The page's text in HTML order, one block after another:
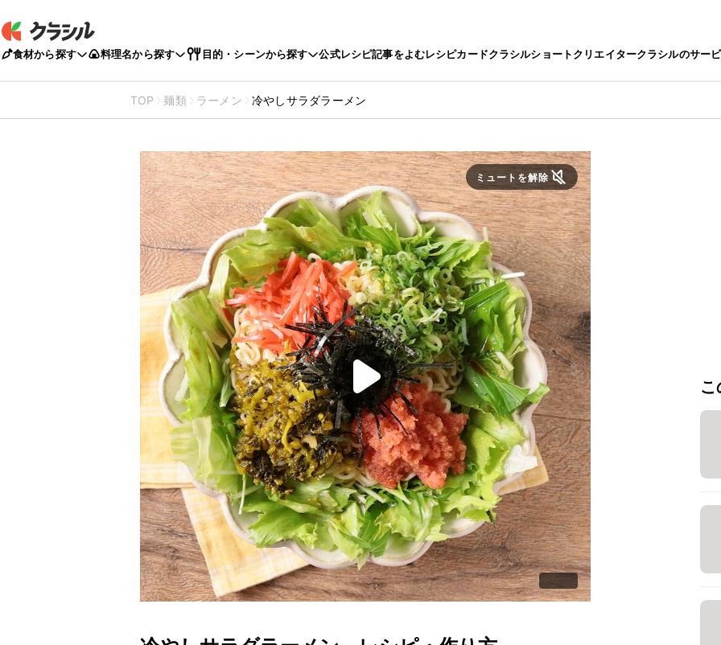
食材から探す 料理名から探す 目的・シーンから探す 公式レシピ記事をよむレシピカードクラシルショートクリエイタークラシルのサー
TOP 麺類 ラーメン 冷やしサラダラーメン
ミュートを解除